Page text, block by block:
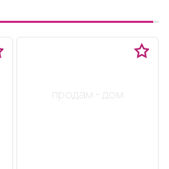
продам - дом